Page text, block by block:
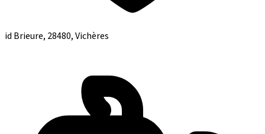
id Brieure, 28480, Vichères